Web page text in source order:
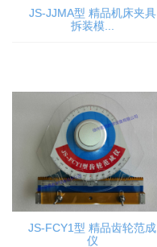
JS-JJMA型 精品机床夹具
拆装模...
JS-FCY1型 精品齿轮范成
仪